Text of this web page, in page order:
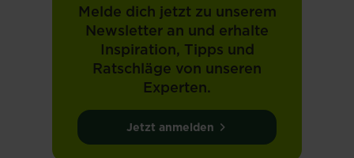
Melde dich jetzt zu unserem
Newsletter an und erhalte
Inspiration, Tipps und
Ratschläge von unseren
Experten.
Jetzt anmelden